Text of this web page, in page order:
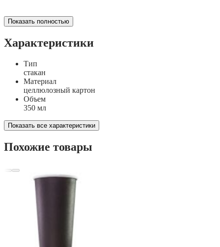
Показать полностью
Характеристики
Тип
стакан
Материал
целлюлозный картон
Объем
350 мл
Показать все характеристики
Похожие товары